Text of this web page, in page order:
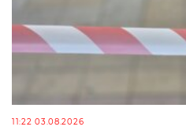
11:22 03.08.2026